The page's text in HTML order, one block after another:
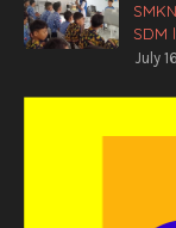
SDM
July